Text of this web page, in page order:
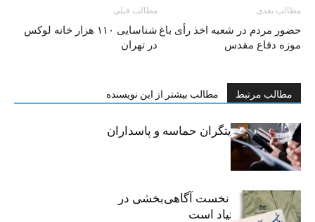
مطالب قبلی
شناسایی ۱۱۰ هزار خانه لوکس
در تهران
مطالب بعدی
حضور مردم در شعبه اخذ رأی باغ
موزه دفاع مقدس
مطالب مرتبط مطالب بیشتر از این نویسنده
خبرنگاران، روایتگران حماسه و پاسداران
حقیقت
«رسانه» سنگر نخست آگاهی‌بخشی در
پیشگیری از اعتیاد است